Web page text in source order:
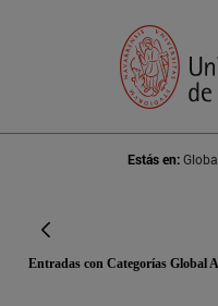
Estás en:
Entradas con Categorías Global